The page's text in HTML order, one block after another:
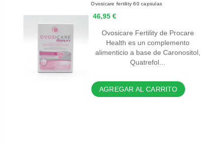
Ovosicare fertility 60 capsulas
46,95 €
Ovosicare Fertility de Procare
Health es un complemento
alimenticio a base de Caronositol,
Quatrefol…
AGREGAR AL CARRITO